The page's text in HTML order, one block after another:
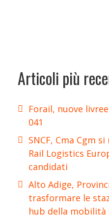
Articoli più
Forail, nuove
041
SNCF, Cma Cgm
Rail Logistics
candidati
Alto Adige,
trasformare le
hub della mobilità